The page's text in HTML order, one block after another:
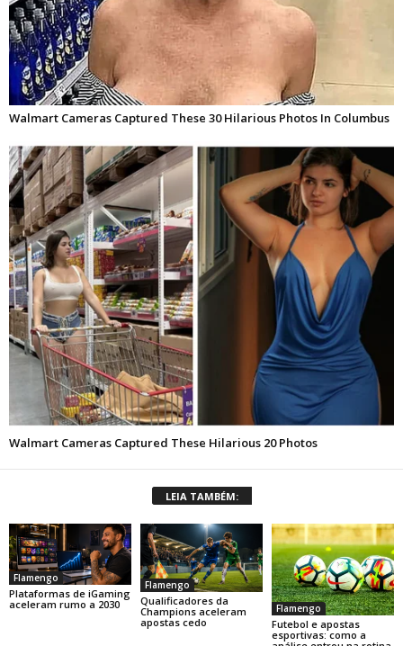
LEIA TAMBÉM:
Flamengo
Plataformas de iGaming
aceleram rumo a 2030
Flamengo
Qualificadores da
Champions aceleram
apostas cedo
Flamengo
Futebol e apostas
esportivas: como a